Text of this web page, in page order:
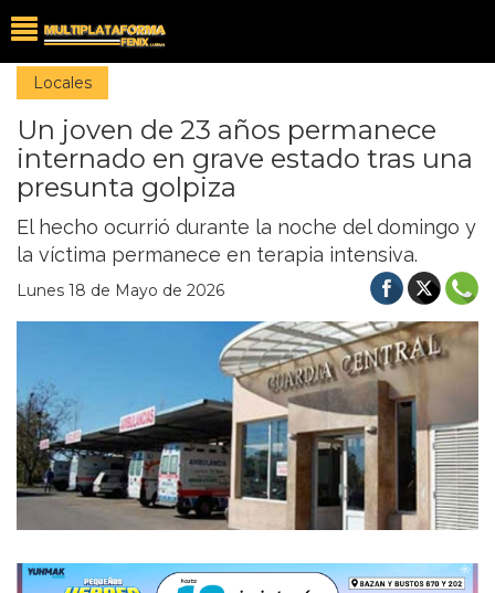
Locales
Un joven de 23 años permanece
internado en grave estado tras una
presunta golpiza
El hecho ocurrió durante la noche del domingo y
la víctima permanece en terapia intensiva.
Lunes 18 de Mayo de 2026